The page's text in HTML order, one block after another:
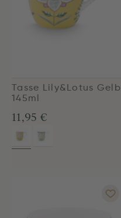
Tasse Lily&Lotus Gelb
145ml
11,95 €